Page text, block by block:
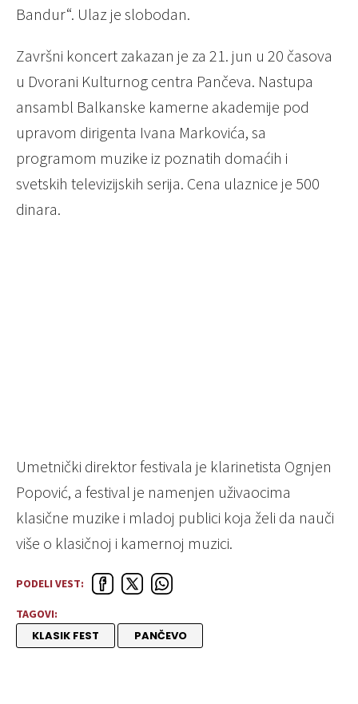
Bandur“. Ulaz je slobodan.
Završni koncert zakazan je za 21. jun u 20 časova
u Dvorani Kulturnog centra Pančeva. Nastupa
ansambl Balkanske kamerne akademije pod
upravom dirigenta Ivana Markovića, sa
programom muzike iz poznatih domaćih i
svetskih televizijskih serija. Cena ulaznice je 500
dinara.
Umetnički direktor festivala je klarinetista Ognjen
Popović, a festival je namenjen uživaocima
klasične muzike i mladoj publici koja želi da nauči
više o klasičnoj i kamernoj muzici.
PODELI VEST:
TAGOVI:
KLASIK FEST PANČEVO